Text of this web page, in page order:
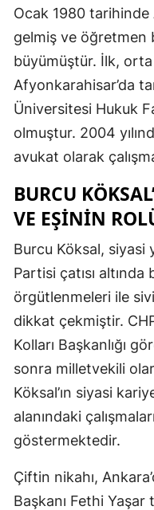
Ocak 1980 tarihinde
gelmiş ve öğretmen
büyümüştür. İlk,
Afyonkarahisar’da
Üniversitesi Hukuk
olmuştur. 2004
avukat olarak
BURCU
VE EŞININ
Burcu Köksal, siyasi
Partisi çatısı altında
örgütlenmeleri ile
dikkat çekmiştir.
Kolları Başkanlığı
sonra milletvekili
Köksal’ın siyasi
alanındaki
göstermektedir.
Çiftin nikahı,
Başkanı Fethi Yaşar